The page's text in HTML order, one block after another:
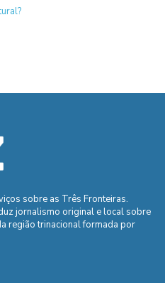
sobre as Três Fronteiras.
jornalismo original e local sobre
região trinacional formada por